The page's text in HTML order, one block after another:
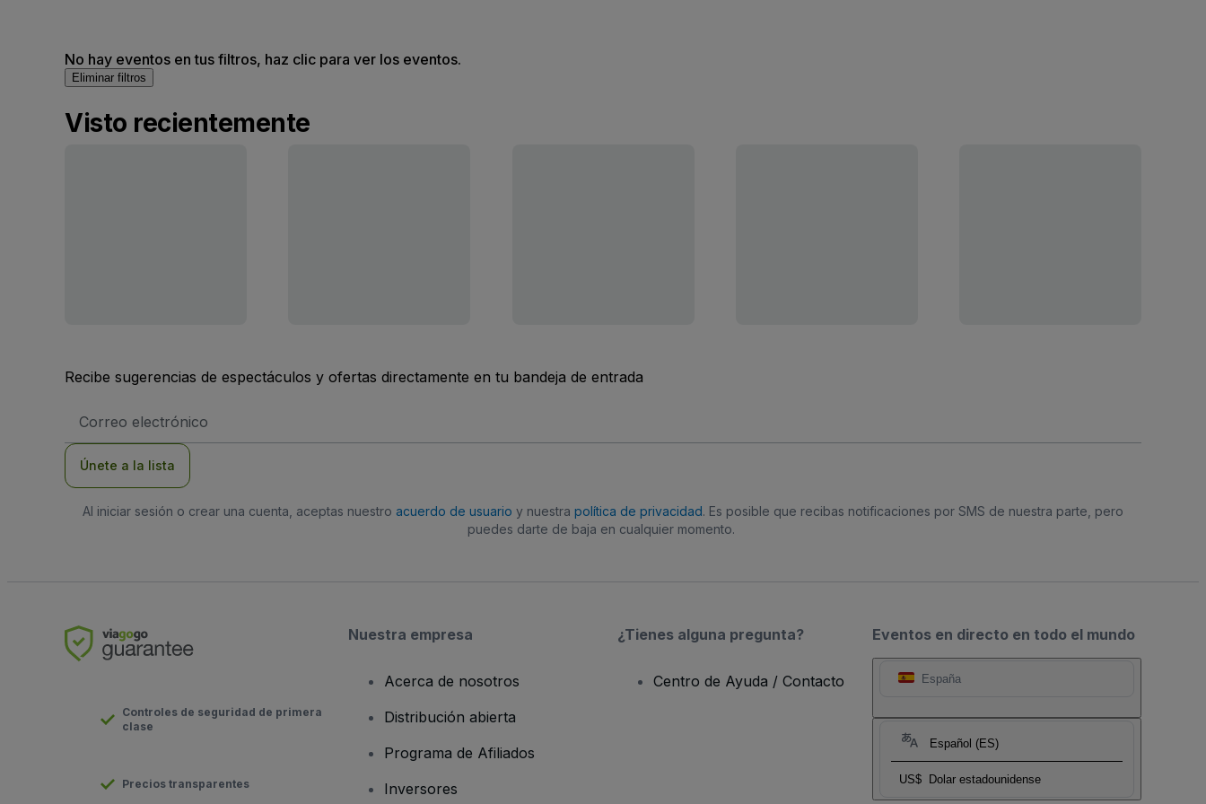
No hay eventos en tus filtros, haz clic para ver los eventos.
Eliminar filtros
Visto recientemente
Recibe sugerencias de espectáculos y ofertas directamente en tu bandeja de entrada
de
Únete a la lista
Al iniciar sesión o crear una cuenta, aceptas nuestro acuerdo de usuario y nuestra política de privacidad. Es posible que recibas notificaciones por SMS de nuestra parte, pero
puedes darte de baja en cualquier momento.
Eventos en directo en todo el mundo
España
Español (ES)
US$ Dolar estadounidense
Controles de seguridad de primera
clase
Precios transparentes
Nuestra empresa
Acerca de nosotros
Distribución abierta
Programa de Afiliados
Inversores
¿Tienes alguna pregunta?
Centro de Ayuda / Contacto